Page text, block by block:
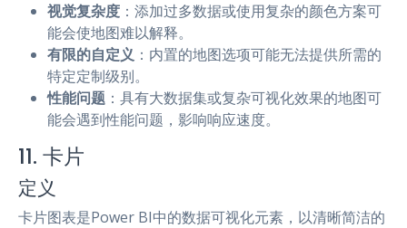
视觉复杂度 ：添加过多数据或使用复杂的颜色方案可
能会使地图难以解释。
有限的自定义 ：内置的地图选项可能无法提供所需的
特定定制级别。
性能问题 ：具有大数据集或复杂可视化效果的地图可
能会遇到性能问题，影响响应速度。
11. 卡片
定义
卡片图表是Power BI中的数据可视化元素，以清晰简洁的